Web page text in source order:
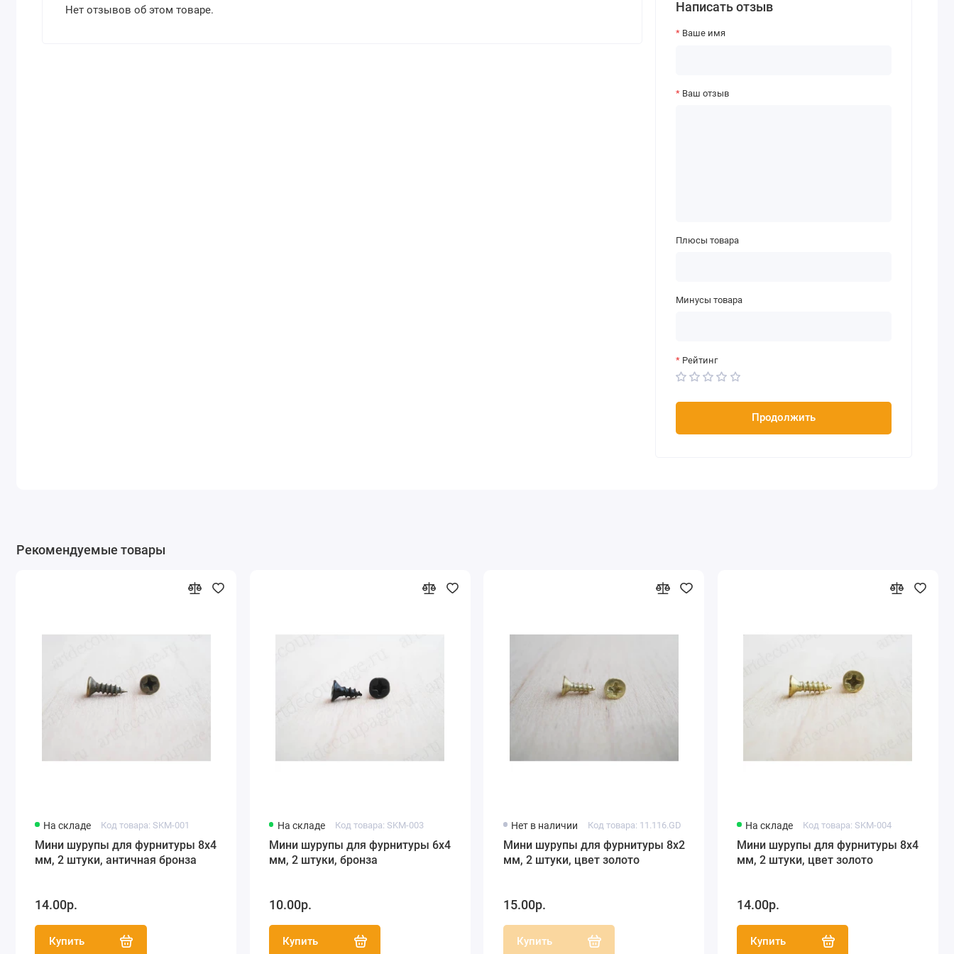
Нет отзывов об этом товаре. Написать отзыв
Ваше имя
Ваш отзыв
Плюсы товара
Минусы товара
Рейтинг
Продолжить
Рекомендуемые товары
На складе Код товара: SKM-001
Мини шурупы для фурнитуры 8х4
мм, 2 штуки, античная бронза
14.00р.
Купить
На складе Код товара: SKM-003
Мини шурупы для фурнитуры 6х4
мм, 2 штуки, бронза
10.00р.
Купить
Нет в наличии Код товара: 11.116.GD
Мини шурупы для фурнитуры 8х2
мм, 2 штуки, цвет золото
15.00р.
Купить
На складе Код товара: SKM-004
Мини шурупы для фурнитуры 8х4
мм, 2 штуки, цвет золото
14.00р.
Купить